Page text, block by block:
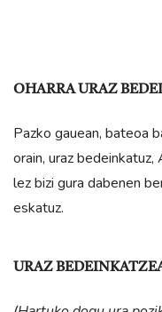
OHARRA URAZ
Pazko gauean, bateoa
orain, uraz
lez bizi gura dabenen
eskatuz.
URAZ